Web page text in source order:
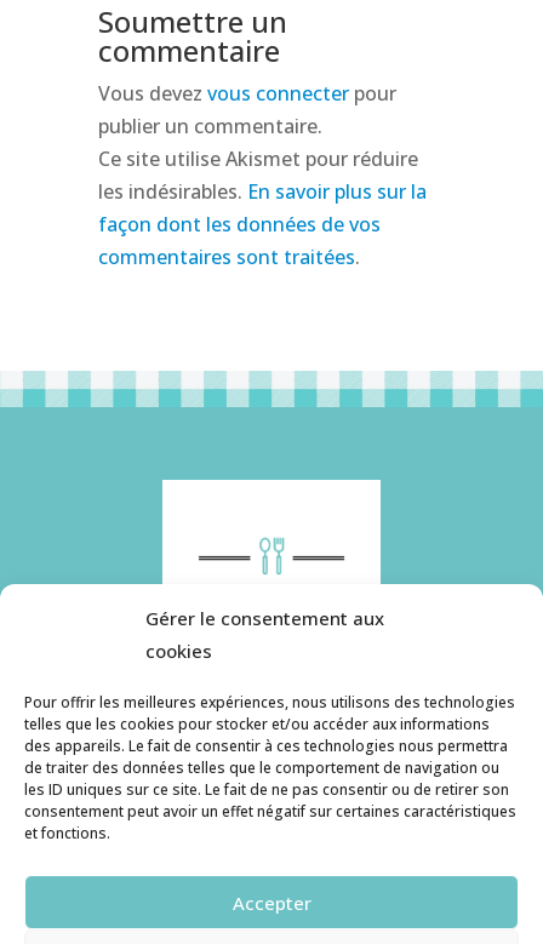
Gérer le consentement aux
cookies
Pour offrir les meilleures expériences, nous utilisons des technologies
telles que les cookies pour stocker et/ou accéder aux informations
des appareils. Le fait de consentir à ces technologies nous permettra
de traiter des données telles que le comportement de navigation ou
les ID uniques sur ce site. Le fait de ne pas consentir ou de retirer son
consentement peut avoir un effet négatif sur certaines caractéristiques
et fonctions.
Accepter
Soumettre un
commentaire
Vous devez vous connecterpour
publier un commentaire.
Ce site utilise Akismet pour réduire
les indésirables. En savoir plus sur la
façon dont les données de vos
commentaires sont traitées.
Histoire de pâtes utilise des cookies. Pour en
savoir plus, ainsi que sur la politique de
confidentialité, cliquez ici.
Contact
histoiredepates@gmail.com